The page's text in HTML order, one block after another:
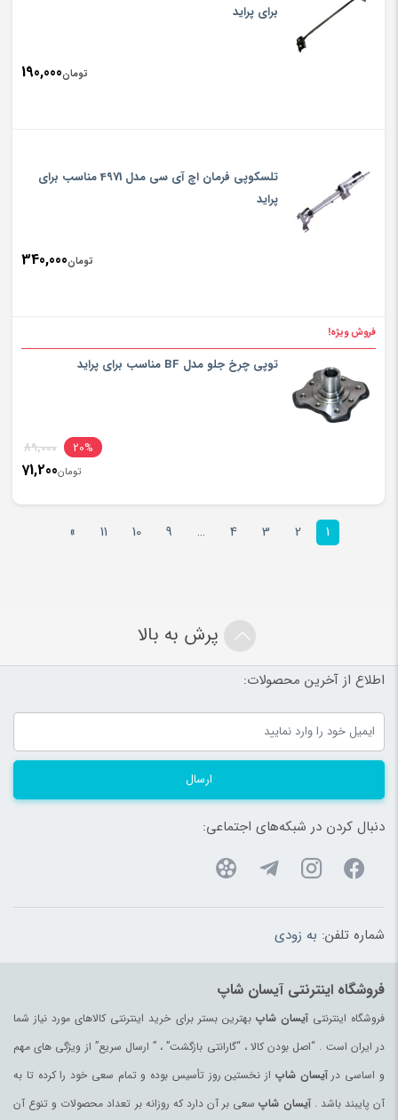
برای پراید
تومان190,000
تلسکوپی فرمان اچ آی سی مدل 4971 مناسب برای
پراید
تومان340,000
فروش ویژه!
توپی چرخ جلو مدل BF مناسب برای پراید
20%
89,000
تومان71,200
1
2
3
4
…
9
10
11
»
پرش به بالا
اطلاع از آخرین محصولات:
ارسال
دنبال کردن در شبکه‌های اجتماعی:
شماره تلفن: به زودی
فروشگاه اینترنتی آیسان شاپ
فروشگاه اینترنتیآیسان شاپبهترین بستر برای خرید اینترنتی کالاهای مورد نیاز شما
در ایران است . “اصل بودن کالا ، “گارانتی بازگشت” ، ” ارسال سریع” از ویژگی های مهم
و اساسی درآیسان شاپ از نخستین روز تأسیس بوده و تمام سعی خود را کرده تا به
آن پایبند باشد .آیسان شاپ سعی بر آن دارد که روزانه بر تعداد محصولات و تنوع آن